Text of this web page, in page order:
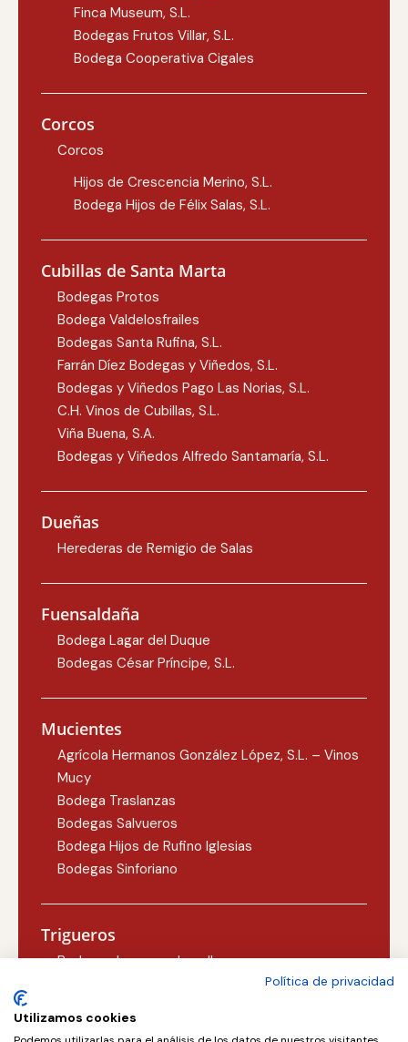
Finca Museum, S.L.
Bodegas Frutos Villar, S.L.
Bodega Cooperativa Cigales
Corcos
Corcos
Hijos de Crescencia Merino, S.L.
Bodega Hijos de Félix Salas, S.L.
Cubillas de Santa Marta
Bodegas Protos
Bodega Valdelosfrailes
Bodegas Santa Rufina, S.L.
Farrán Díez Bodegas y Viñedos, S.L.
Bodegas y Viñedos Pago Las Norias, S.L.
C.H. Vinos de Cubillas, S.L.
Viña Buena, S.A.
Bodegas y Viñedos Alfredo Santamaría, S.L.
Dueñas
Herederas de Remigio de Salas
Fuensaldaña
Bodega Lagar del Duque
Bodegas César Príncipe, S.L.
Mucientes
Agrícola Hermanos González López, S.L. – Vinos
Mucy
Bodega Traslanzas
Bodegas Salvueros
Bodega Hijos de Rufino Iglesias
Bodegas Sinforiano
Trigueros
Bodegas Lezcano-Lacalle
Política de privacidad
Utilizamos cookies